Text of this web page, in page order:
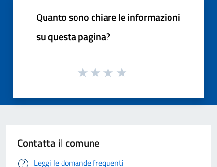
Quanto sono chiare le informazioni
su questa pagina?
Contatta il comune
Leggi le domande frequenti